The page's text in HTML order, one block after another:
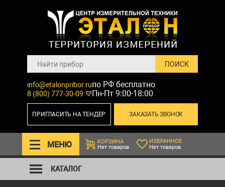
info@etalonpribor.ru
8 (800) 777-30-09
по РФ бесплатно
Пн-Пт 9:00-18:00
ЗАКАЗАТЬ ЗВОНОК
ПРИГЛАСИТЬ НА ТЕНДЕР
МЕНЮ
КОРЗИНА
Нет товаров
ИЗБРАННОЕ
Нет товаров
КАТАЛОГ